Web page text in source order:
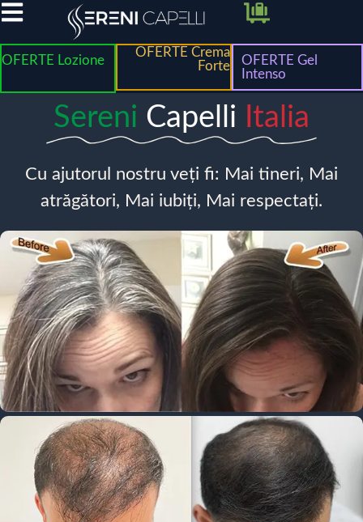
OFERTE Lozione
OFERTE Crema
Forte
OFERTE Gel
Intenso
Sereni Capelli Italia
Cu ajutorul nostru veți fi: Mai tineri, Mai
atrăgători, Mai iubiți, Mai respectați.